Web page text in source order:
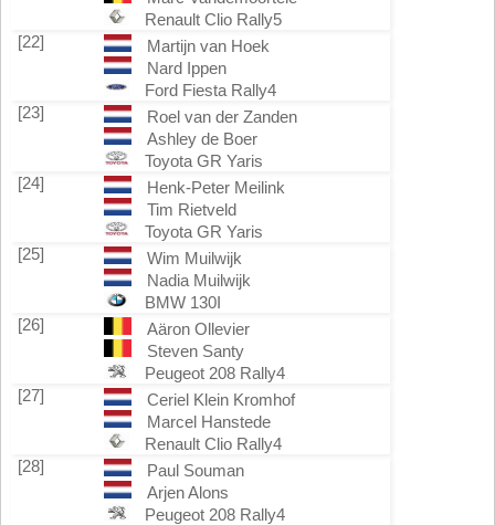
Renault Clio Rally5
[22]
Martijn van Hoek
Nard Ippen
Ford Fiesta Rally4
[23]
Roel van der Zanden
Ashley de Boer
Toyota GR Yaris
[24]
Henk-Peter Meilink
Tim Rietveld
Toyota GR Yaris
[25]
Wim Muilwijk
Nadia Muilwijk
BMW 130I
[26]
Aäron Ollevier
Steven Santy
Peugeot 208 Rally4
[27]
Ceriel Klein Kromhof
Marcel Hanstede
Renault Clio Rally4
[28]
Paul Souman
Arjen Alons
Peugeot 208 Rally4